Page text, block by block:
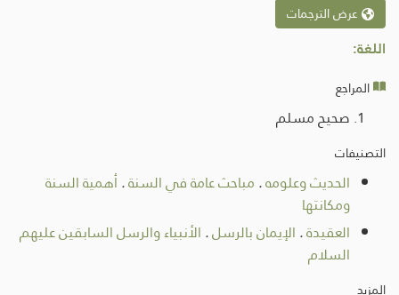
عرض الترجمات
اللغة:
المراجع
صحيح مسلم
التصنيفات
الحديث وعلومه. مباحث عامة في السنة. أهمية السنة
ومكانتها
العقيدة. الإيمان بالرسل. الأنبياء والرسل السابقين عليهم
السلام
المزيد